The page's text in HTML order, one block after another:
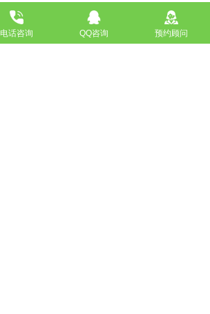
电话咨询 QQ咨询 预约顾问